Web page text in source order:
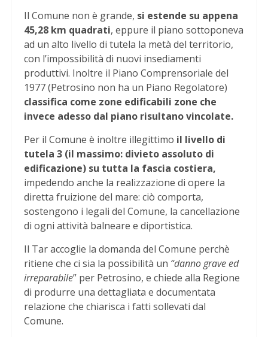
Il Comune non è grande, si estende su appena
45,28 km quadrati, eppure il piano sottoponeva
ad un alto livello di tutela la metà del territorio,
con l’impossibilità di nuovi insediamenti
produttivi. Inoltre il Piano Comprensoriale del
1977 (Petrosino non ha un Piano Regolatore)
classifica come zone edificabili zone che
invece adesso dal piano risultano vincolate.
Per il Comune è inoltre illegittimo il livello di
tutela 3 (il massimo: divieto assoluto di
edificazione) su tutta la fascia costiera,
impedendo anche la realizzazione di opere la
diretta fruizione del mare: ciò comporta,
sostengono i legali del Comune, la cancellazione
di ogni attività balneare e diportistica.
Il Tar accoglie la domanda del Comune perchè
ritiene che ci sia la possibilità un “danno grave ed
irreparabile” per Petrosino, e chiede alla Regione
di produrre una dettagliata e documentata
relazione che chiarisca i fatti sollevati dal
Comune.